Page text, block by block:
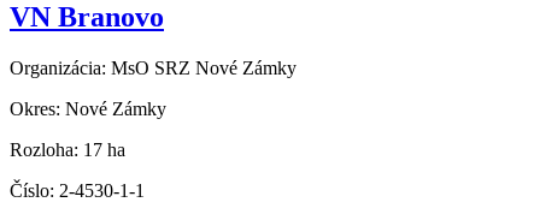
VN Branovo
Organizácia: MsO SRZ Nové Zámky
Okres: Nové Zámky
Rozloha: 17 ha
Číslo: 2-4530-1-1